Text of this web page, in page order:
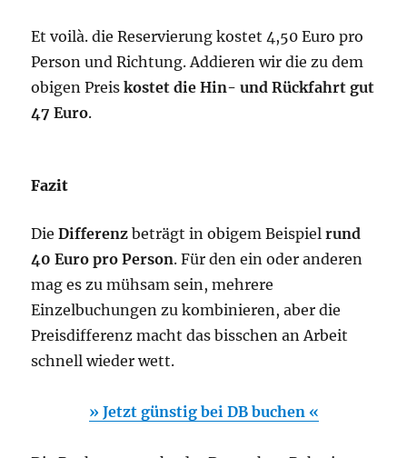
Et voilà. die Reservierung kostet 4,50 Euro pro
Person und Richtung. Addieren wir die zu dem
obigen Preiskostet die Hin- und Rückfahrt gut
47 Euro.
Fazit
DieDifferenz beträgt in obigem Beispielrund
40 Euro pro Person. Für den ein oder anderen
mag es zu mühsam sein, mehrere
Einzelbuchungen zu kombinieren, aber die
Preisdifferenz macht das bisschen an Arbeit
schnell wieder wett.
» Jetzt günstig bei DB buchen «